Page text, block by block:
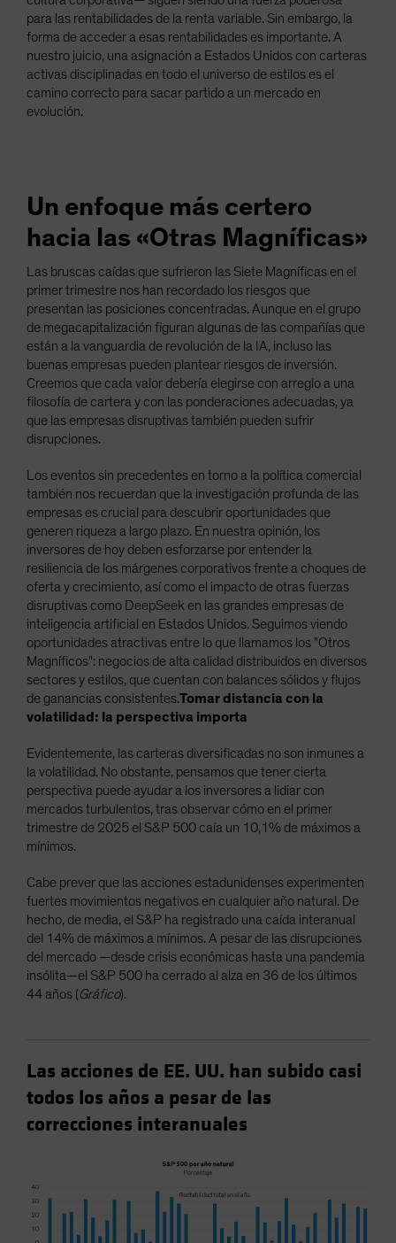
para las rentabilidades de la renta variable. Sin embargo, la
forma de acceder a esas rentabilidades es importante. A
nuestro juicio, una asignación a Estados Unidos con carteras
activas disciplinadas en todo el universo de estilos es el
camino correcto para sacar partido a un mercado en
evolución.
Un enfoque más certero
hacia las «Otras Magníficas»
Las bruscas caídas que sufrieron las Siete Magníficas en el
primer trimestre nos han recordado los riesgos que
presentan las posiciones concentradas. Aunque en el grupo
de megacapitalización figuran algunas de las compañías que
están a la vanguardia de revolución de la IA, incluso las
buenas empresas pueden plantear riesgos de inversión.
Creemos que cada valor debería elegirse con arreglo a una
filosofía de cartera y con las ponderaciones adecuadas, ya
que las empresas disruptivas también pueden sufrir
disrupciones.
Los eventos sin precedentes en torno a la política comercial
también nos recuerdan que la investigación profunda de las
empresas es crucial para descubrir oportunidades que
generen riqueza a largo plazo. En nuestra opinión, los
inversores de hoy deben esforzarse por entender la
resiliencia de los márgenes corporativos frente a choques de
oferta y crecimiento, así como el impacto de otras fuerzas
disruptivas como DeepSeek en las grandes empresas de
inteligencia artificial en Estados Unidos. Seguimos viendo
oportunidades atractivas entre lo que llamamos los "Otros
Magníficos": negocios de alta calidad distribuidos en diversos
sectores y estilos, que cuentan con balances sólidos y flujos
de ganancias consistentes.Tomar distancia con la
volatilidad: la perspectiva importa
Evidentemente, las carteras diversificadas no son inmunes a
la volatilidad. No obstante, pensamos que tener cierta
perspectiva puede ayudar a los inversores a lidiar con
mercados turbulentos, tras observar cómo en el primer
trimestre de 2025 el S&P 500 caía un 10,1% de máximos a
mínimos.
Cabe prever que las acciones estadunidenses experimenten
fuertes movimientos negativos en cualquier año natural. De
hecho, de media, el S&P ha registrado una caída interanual
del 14% de máximos a mínimos. A pesar de las disrupciones
del mercado —desde crisis económicas hasta una pandemia
insólita—el S&P 500 ha cerrado al alza en 36 de los últimos
44 años (Gráfico).
Las acciones de EE. UU. han subido casi
todos los años a pesar de las
correcciones interanuales